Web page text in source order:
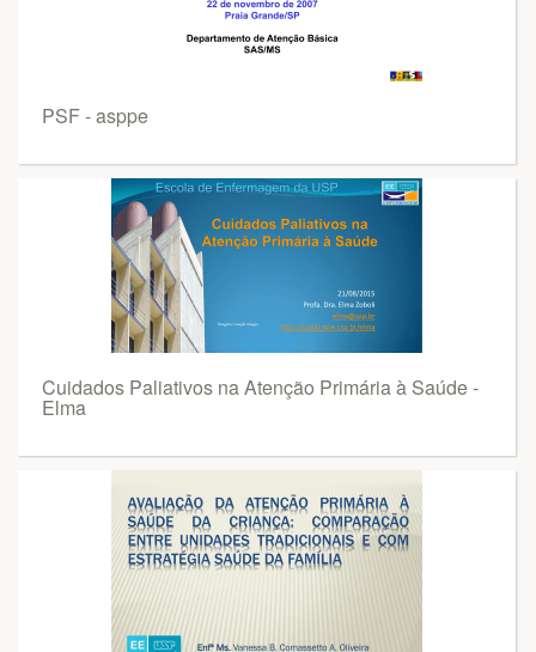
PSF - asppe
Cuidados Paliativos na Atenção Primária à Saúde -
Elma